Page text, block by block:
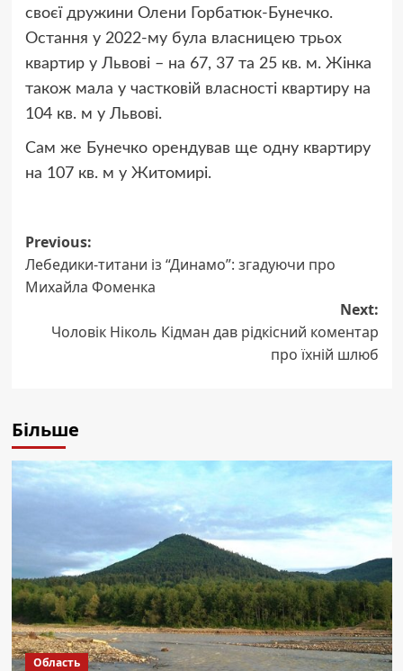
своєї дружини Олени Горбатюк-Бунечко.
Остання у 2022-му була власницею трьох
квартир у Львові – на 67, 37 та 25 кв. м. Жінка
також мала у частковій власності квартиру на
104 кв. м у Львові.
Сам же Бунечко орендував ще одну квартиру
на 107 кв. м у Житомирі.
Post
navigation
Previous:
Лебедики-титани із “Динамо”: згадуючи про
Михайла Фоменка
Next:
Чоловік Ніколь Кідман дав рідкісний коментар
про їхній шлюб
Більше
Область